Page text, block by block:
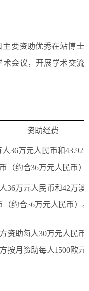
要资助优秀在站博士
会议，开展学术交流
资助经费
人36万元人民币和43.92
（约合36万元人民币）
36万元人民币和42万澳
（约合36万元人民币）
资助每人30万元人民币
按月资助每人1500欧元